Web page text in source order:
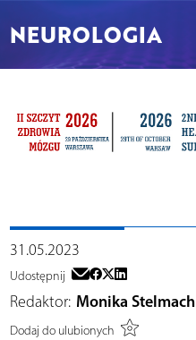
NEUROLOGIA
31.05.2023
Udostępnij
Redaktor: Monika Stelmach
Dodaj do ulubionych